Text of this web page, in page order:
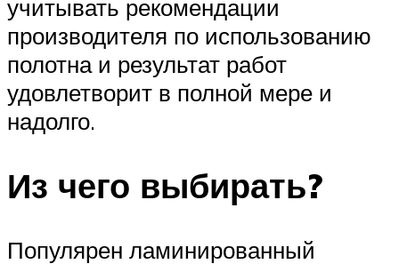
учитывать рекомендации
производителя по использованию
полотна и результат работ
удовлетворит в полной мере и
надолго.
Из чего выбирать?
Популярен ламинированный